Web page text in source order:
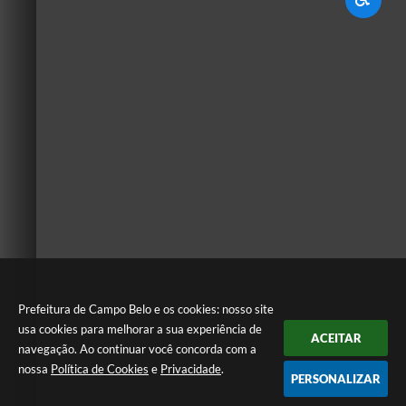
Prefeitura de Campo Belo e os cookies: nosso site
usa cookies para melhorar a sua experiência de
navegação. Ao continuar você concorda com a
nossa Política de Cookies e Privacidade.
ACEITAR
PERSONALIZAR